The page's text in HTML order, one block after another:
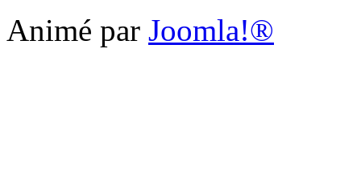
Animé par Joomla!®